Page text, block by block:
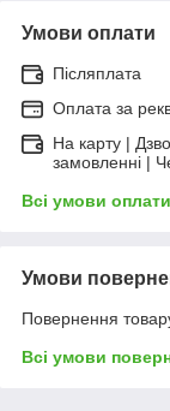
Умови оплати
Післяплата
Оплата за
На карту |
замовленні |
Всі умови оплати
Умови
Повернення
Всі умови